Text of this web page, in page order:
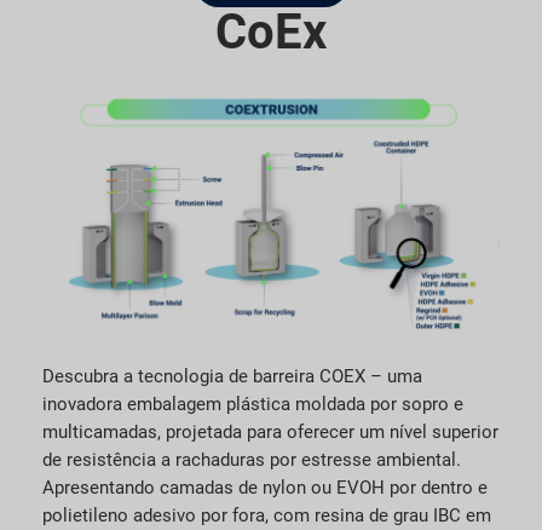
CoEx
Descubra a tecnologia de barreira COEX – uma
inovadora embalagem plástica moldada por sopro e
multicamadas, projetada para oferecer um nível superior
de resistência a rachaduras por estresse ambiental.
Apresentando camadas de nylon ou EVOH por dentro e
polietileno adesivo por fora, com resina de grau IBC em